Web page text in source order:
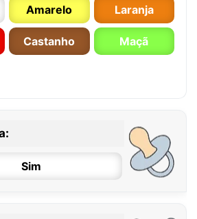
Amarelo Laranja
Castanho Maçã
Sim